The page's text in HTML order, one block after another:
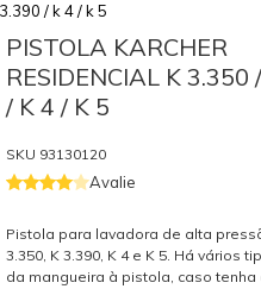
/ k 4 / k 5
PISTOLA KARCHER
RESIDENCIAL K 3.350
/ K 4 / K 5
SKU 93130120
Avalie
Pistola para lavadora de alta
3.350, K 3.390, K 4 e K 5. Há vários
da mangueira à pistola, caso tenha